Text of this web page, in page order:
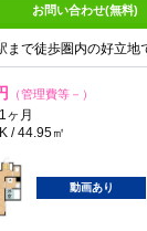
お問い合わせ(無料)
で徒歩圏内の好立地
（管理費等－）
ヶ月
/ 44.95㎡
動画あり